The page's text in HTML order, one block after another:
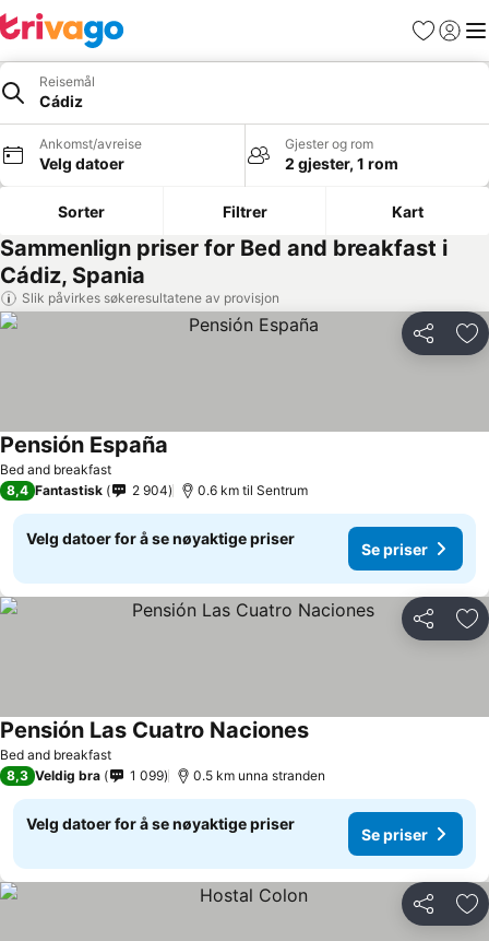
Favoritter
Logg
Reisemål
Cádiz
Ankomst/avreise
Velg datoer
Gjester og rom
2 gjester, 1 rom
Sorter Filtrer Kart
Sammenlign priser for Bed and breakfast i
Cádiz, Spania
Slik påvirkes søkeresultatene av provisjon
Del
Bed and breakfast
Pensión España
8,4 Fantastisk 2 904 0.6 km til Sentrum
Velg datoer for å se nøyaktige priser
Se priser
Del
Bed and breakfast
Pensión Las Cuatro Naciones
8,3 Veldig bra 1 099 0.5 km unna stranden
Velg datoer for å se nøyaktige priser
Se priser
Del